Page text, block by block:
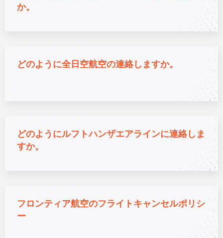
か。
どのように全日空航空の連絡しますか。
どのようにルフトハンザエアラインに連絡しま
すか。
フロンティア航空のフライトキャンセルポリシ
ー